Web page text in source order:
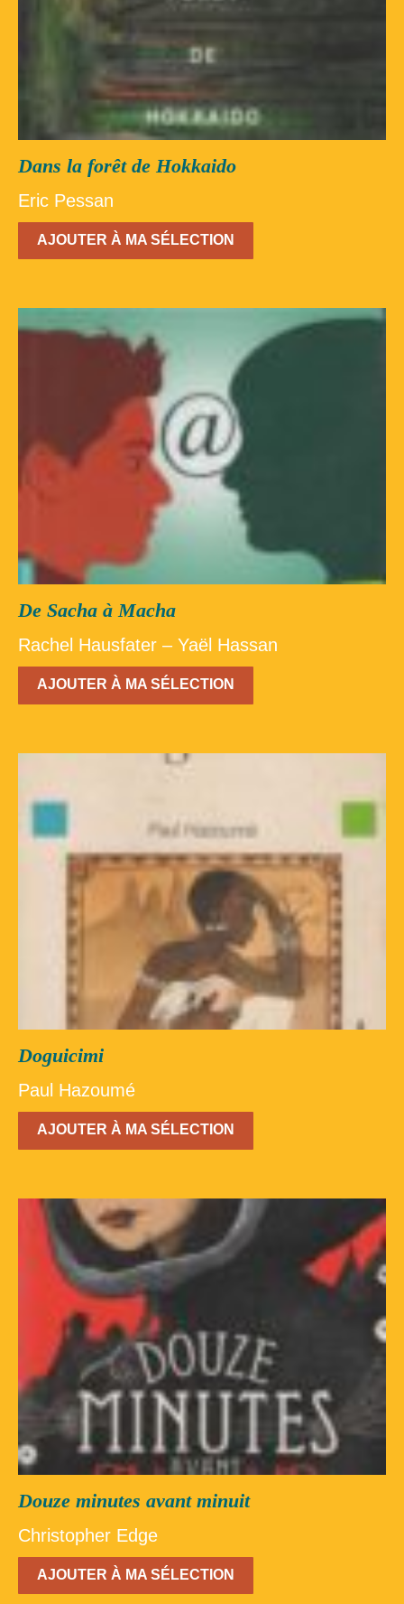
Dans la forêt de Hokkaido
Eric Pessan
AJOUTER À MA SÉLECTION
De Sacha à Macha
Rachel Hausfater – Yaël Hassan
AJOUTER À MA SÉLECTION
Doguicimi
Paul Hazoumé
AJOUTER À MA SÉLECTION
Douze minutes avant minuit
Christopher Edge
AJOUTER À MA SÉLECTION